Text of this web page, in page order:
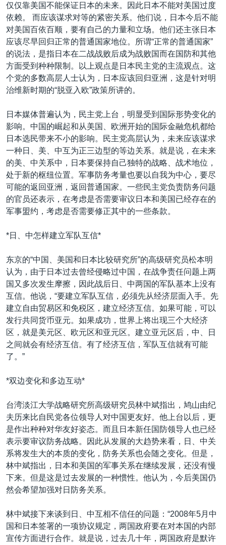
仅仅靠美国不能保证日本的未来。因此日本不能对美国过度
依赖。 而应该谋求对等的紧密关系。他们说，日本今后不能
对美国百依百顺，要有自己的力量和立场。他们还主张日本
应该尽早回归正常的普通国家地位。所谓“正常的普通国家”
的说法，是指日本在二战战败后成为战败国而在国防和其他
方面受到种种限制。以上观点是日本民主党的主流观点。这
个党的多数高层人士认为，日本应该回归亚洲，这是针对明
治维新时期的“脱亚入欧”政策所讲的。
日本媒体普遍认为，民主党上台，明显受到国际形势变化的
影响。中国的崛起和从美国、欧洲开始的国际金融危机都给
日本选民带来不小的影响。民主党高层认为，未来应该谋求
一种日、美、中互为正三边型的等边关系。就是说，在未来
的美、中关系中，日本要保持自己独特的战略、战术地位，
处于新的枢纽位置。军事防务考量也要以自我为中心，要尽
可能的返回亚洲，返回普通国家。一些民主党负责防务问题
的官员还表示，在考虑是否需要审议日本和美国已经存在的
军事盟约，考虑是否需要修正其中的一些条款。
*日、中怎样建立军队互信*
东京的“中国、美国和日本比较研究所”的高级研究员松本明
认为，由于日本过去曾经侵略过中国，在战争责任问题上两
国又多次发生摩擦，因此战后日、中两国的军队基本上没有
互信。他说，“要建立军队互信，必须先从经济层面入手。先
建立自由贸易区和免税区，建立经济互信。如果可能，可以
发行共同货币亚元。如果成功，世界上将出现三个大经济
区，就是美元区、欧元区和亚元区。建立亚元区后，中、日
之间就会有经济互信。有了经济互信，军队互信就有可能
了。”
*双边变化和多边互动*
台湾淡江大学战略研究所高级研究员林中斌指出，鸠山由纪
夫历来比自民党各位领导人对中国更友好。他上台以后，更
是作出种种对华友好姿态。而且日本新任国防领导人也已经
表示要审议防务战略。因此从发展的大趋势来看，日、中关
系将发生大的本质的变化，防务关系也会随之变化。但是，
林中斌指出，日本和美国的军事关系在继续发展，还没有慢
下来。但是这是过去发展的一种惯性。他认为，今后美国仍
然会希望加强对日防务关系。
林中斌接下来谈到日、中互相不信任的问题：“2008年5月中
国和日本签署的一项协议规定，两国政府要在对本国的内部
宣传方面进行合作。就是说，过去几十年，两国政府是默许